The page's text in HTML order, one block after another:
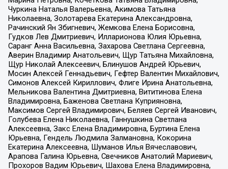
Чуркина Наталья Валерьевна, Акимова Татьяна
Николаевна, Золотарева Екатерина Александровна,
Рачинский Ян Збигневич, Жемкова Елена Борисовна,
Гудков Лев Дмитриевич, Илларионова Юлия Юрьевна,
Саранг Анна Васильевна, Захарова Светлана Сергеевна,
Аверин Владимир Анатольевич, Щур Татьяна Михайловна,
Щур Николай Алексеевич, Блинушов Андрей Юрьевич,
Мосин Алексей Геннадьевич, Гефтер Валентин Михайлович,
Симонов Алексей Кириллович, Флиге Ирина Анатольевна,
Мельникова Валентина Дмитриевна, Вититинова Елена
Владимировна, Баженова Светлана Куприяновна,
Максимов Сергей Владимирович, Беляев Сергей Иванович,
Голубева Елена Николаевна, Ганнушкина Светлана
Алексеевна, Закс Елена Владимировна, Буртина Елена
Юрьевна, Гендель Людмила Залмановна, Кокорина
Екатерина Алексеевна, Шуманов Илья Вячеславович,
Арапова Галина Юрьевна, Свечников Анатолий Мариевич,
Прохоров Вадим Юрьевич, Шахова Елена Владимировна,